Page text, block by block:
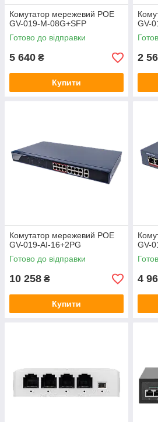
Комутатор мережевий POE
GV-019-M-08G+SFP
Готово до відправки
5 640 ₴
Купити
GV-
2
Комутатор мережевий POE
GV-019-AI-16+2PG
Готово до відправки
10 258 ₴
Купити
GV-
4